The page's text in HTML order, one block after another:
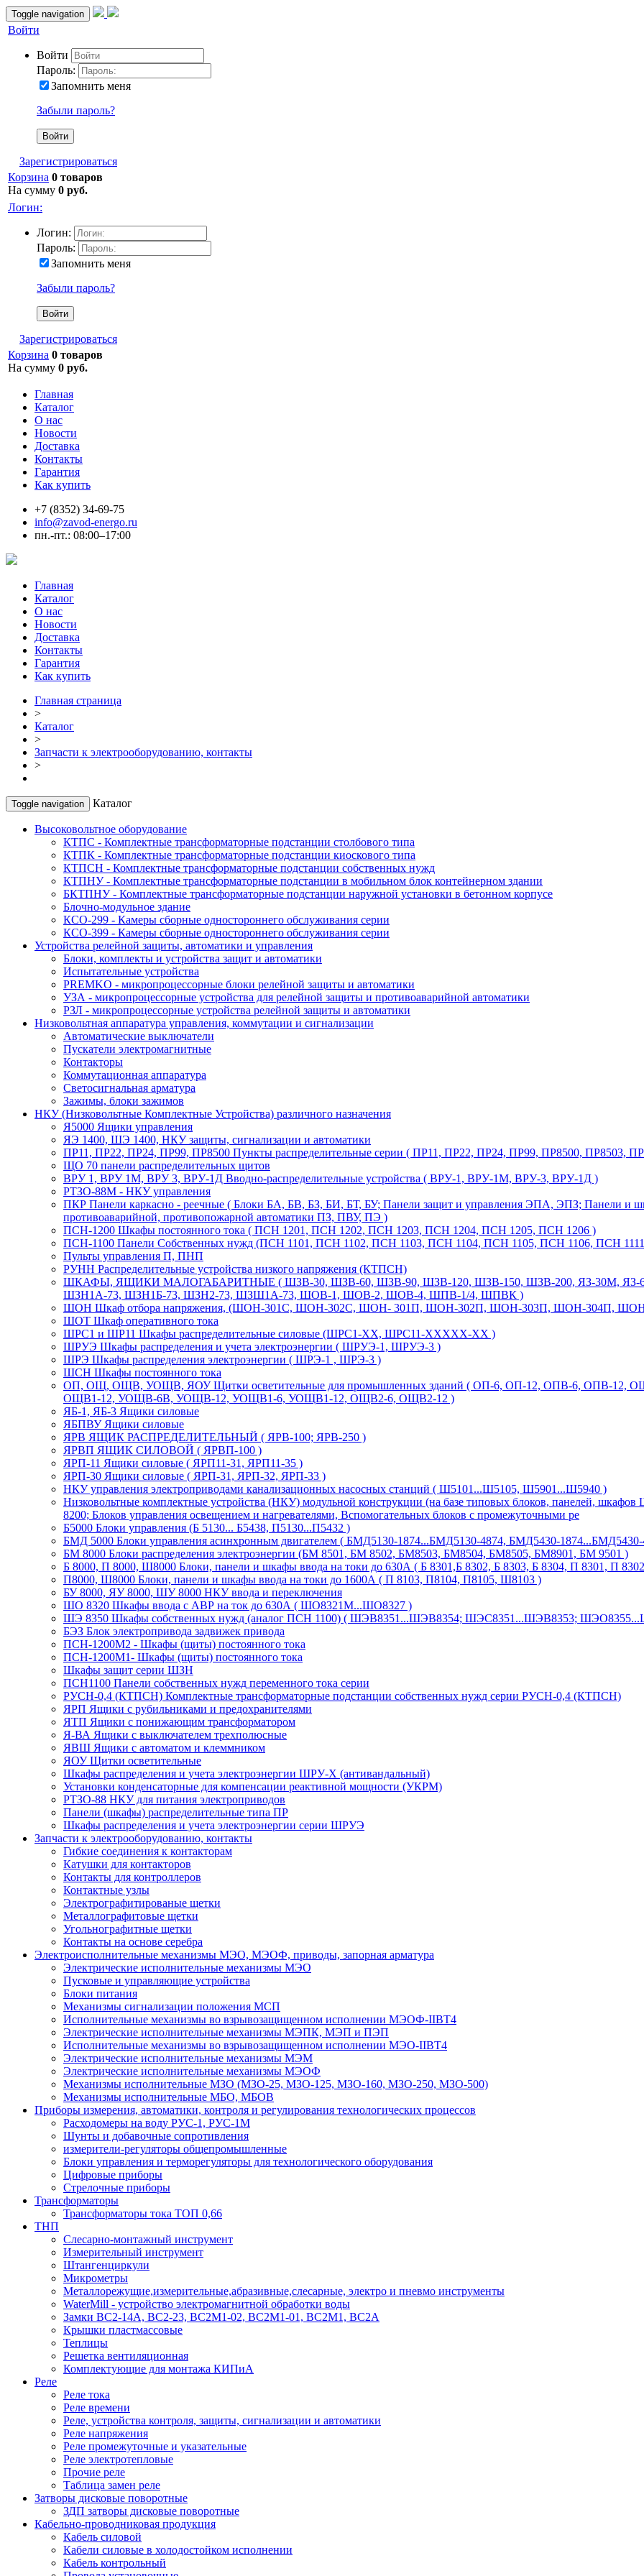
Toggle navigation
Войти
Войти
Пароль:
Запомнить меня
Забыли пароль?
Зарегистрироваться
Корзина 0 товаров
На сумму 0 руб.
Логин:
Логин:
Пароль:
Запомнить меня
Забыли пароль?
Зарегистрироваться
Корзина 0 товаров
На сумму 0 руб.
Главная
Каталог
О нас
Новости
Доставка
Контакты
Гарантия
Как купить
+7 (8352) 34-69-75
info@zavod-energo.ru
пн.-пт.: 08:00–17:00
Главная
Каталог
О нас
Новости
Доставка
Контакты
Гарантия
Как купить
Главная страница
>
Каталог
>
Запчасти к электрооборудованию, контакты
>
Toggle navigation Каталог
Высоковольтное оборудование
КТПС - Комплектные трансформаторные подстанции столбового типа
КТПК - Комплектные трансформаторные подстанции киоскового типа
КТПСН - Комплектные трансформаторные подстанции собственных нужд
КТПНУ - Комплектные трансформаторные подстанции в мобильном блок контейнерном здании
БКТПНУ - Комплектные трансформаторные подстанции наружной установки в бетонном корпусе
Блочно-модульное здание
КСО-299 - Камеры сборные одностороннего обслуживания серии
КСО-399 - Камеры сборные одностороннего обслуживания серии
Устройства релейной защиты, автоматики и управления
Блоки, комплекты и устройства защит и автоматики
Испытательные устройства
PREMKO - микропроцессорные блоки релейной защиты и автоматики
УЗА - микропроцессорные устройства для релейной защиты и противоаварийной автоматики
РЗЛ - микропроцессорные устройства релейной защиты и автоматики
Низковольтная аппаратура управления, коммутации и сигнализации
Автоматические выключатели
Пускатели электромагнитные
Контакторы
Коммутационная аппаратура
Светосигнальная арматура
Зажимы, блоки зажимов
НКУ (Низковольтные Комплектные Устройства) различного назначения
Я5000 Ящики управления
ЯЭ 1400, ШЭ 1400, НКУ защиты, сигнализации и автоматики
ПР11, ПР22, ПР24, ПР99, ПР8500 Пункты распределительные серии ( ПР11, ПР22, ПР24, ПР99, ПР8500, ПР8503,
ЩО 70 панели распределительных щитов
ВРУ 1, ВРУ 1М, ВРУ 3, ВРУ-1Д Вводно-распределительные устройства ( ВРУ-1, ВРУ-1М, ВРУ-3, ВРУ-1Д )
РТЗО-88М - НКУ управления
ПКР Панели каркасно - реечные ( Блоки БА, БВ, БЗ, БИ, БТ, БУ; Панели защит и управления ЭПА, ЭПЗ; Панели и
противоаварийной, противопожарной автоматики ПЗ, ПВУ, ПЭ )
ПСН-1200 Шкафы постоянного тока ( ПСН 1201, ПСН 1202, ПСН 1203, ПСН 1204, ПСН 1205, ПСН 1206 )
ПСН-1100 Панели Собственных нужд (ПСН 1101, ПСН 1102, ПСН 1103, ПСН 1104, ПСН 1105, ПСН 1106, ПСН
Пульты управления П, ПНП
РУНН Распределительные устройства низкого напряжения (КТПСН)
ШКАФЫ, ЯЩИКИ МАЛОГАБАРИТНЫЕ ( ШЗВ-30, ШЗВ-60, ШЗВ-90, ШЗВ-120, ШЗВ-150, ШЗВ-200, ЯЗ-30М,
ШЗН1А-73, ШЗН1Б-73, ШЗН2-73, ШЗШ1А-73, ШОВ-1, ШОВ-2, ШОВ-4, ШПВ-1/4, ШПВК )
ШОН Шкаф отбора напряжения, (ШОН-301С, ШОН-302С, ШОН- 301П, ШОН-302П, ШОН-303П, ШОН-304П,
ШОТ Шкаф оперативного тока
ШРС1 и ШР11 Шкафы распределительные силовые (ШРС1-ХХ, ШРС11-ХХХХХ-ХХ )
ШРУЭ Шкафы распределения и учета электроэнергии ( ШРУЭ-1, ШРУЭ-3 )
ШРЭ Шкафы распределения электроэнергии ( ШРЭ-1 , ШРЭ-3 )
ШСН Шкафы постоянного тока
ОП, ОЩ, ОЩВ, УОЩВ, ЯОУ Щитки осветительные для промышленных зданий ( ОП-6, ОП-12, ОПВ-6, ОПВ-
ОЩВ1-12, УОЩВ-6В, УОЩВ-12, УОЩВ1-6, УОЩВ1-12, ОЩВ2-6, ОЩВ2-12 )
ЯБ-1, ЯБ-3 Ящики силовые
ЯБПВУ Ящики силовые
ЯРВ ЯЩИК РАСПРЕДЕЛИТЕЛЬНЫЙ ( ЯРВ-100; ЯРВ-250 )
ЯРВП ЯЩИК СИЛОВОЙ ( ЯРВП-100 )
ЯРП-11 Ящики силовые ( ЯРП11-31, ЯРП11-35 )
ЯРП-30 Ящики силовые ( ЯРП-31, ЯРП-32, ЯРП-33 )
НКУ управления электроприводами канализационных насосных станций ( Ш5101...Ш5105, Ш5901...Ш5940 )
Низковольтные комплектные устройства (НКУ) модульной конструкции (на базе типовых блоков, панелей,
8200; Блоков управления освещением и нагревателями, Вспомогательных блоков с промежуточными ре
Б5000 Блоки управления (Б 5130... Б5438, П5130...П5432 )
БМД 5000 Блоки управления асинхронным двигателем ( БМД5130-1874...БМД5130-4874, БМД5430-1874...БМД5430-
БМ 8000 Блоки распределения электроэнергии (БМ 8501, БМ 8502, БМ8503, БМ8504, БМ8505, БМ8901, БМ 9501 )
Б 8000, П 8000, Ш8000 Блоки, панели и шкафы ввода на токи до 630А ( Б 8301,Б 8302, Б 8303, Б 8304, П 8301, П
П8000, Ш8000 Блоки, панели и шкафы ввода на токи до 1600А ( П 8103, П8104, П8105, Ш8103 )
БУ 8000, ЯУ 8000, ШУ 8000 НКУ ввода и переключения
ШО 8320 Шкафы ввода с АВР на ток до 630А ( ШО8321М...ШО8327 )
ШЭ 8350 Шкафы собственных нужд (аналог ПСН 1100) ( ШЭВ8351...ШЭВ8354; ШЭС8351...ШЭВ8353;
БЭЗ Блок электропривода задвижек привода
ПСН-1200М2 - Шкафы (щиты) постоянного тока
ПСН-1200М1- Шкафы (щиты) постоянного тока
Шкафы защит серии ШЗН
ПСН1100 Панели собственных нужд переменного тока серии
РУСН-0,4 (КТПСН) Комплектные трансформаторные подстанции собственных нужд серии РУСН-0,4 (КТПСН)
ЯРП Ящики с рубильниками и предохранителями
ЯТП Ящики с понижающим трансформатором
Я-ВА Ящики с выключателем трехполюсные
ЯВШ Ящики с автоматом и клеммником
ЯОУ Щитки осветительные
Шкафы распределения и учета электроэнергии ШРУ-Х (антивандальный)
Установки конденсаторные для компенсации реактивной мощности (УКРМ)
РТЗО-88 НКУ для питания электроприводов
Панели (шкафы) распределительные типа ПР
Шкафы распределения и учета электроэнергии серии ШРУЭ
Запчасти к электрооборудованию, контакты
Гибкие соединения к контакторам
Катушки для контакторов
Контакты для контроллеров
Контактные узлы
Электрографитированые щетки
Металлографитовые щетки
Угольнографитные щетки
Контакты на основе серебра
Электроисполнительные механизмы МЭО, МЭОФ, приводы, запорная арматура
Электрические исполнительные механизмы МЭО
Пусковые и управляющие устройства
Блоки питания
Механизмы сигнализации положения МСП
Исполнительные механизмы во взрывозащищенном исполнении МЭОФ-IIBT4
Электрические исполнительные механизмы МЭПК, МЭП и ПЭП
Исполнительные механизмы во взрывозащищенном исполнении МЭО-IIBT4
Электрические исполнительные механизмы МЭМ
Электрические исполнительные механизмы МЭОФ
Механизмы исполнительные МЗО (МЗО-25, МЗО-125, МЗО-160, МЗО-250, МЗО-500)
Механизмы исполнительные МБО, МБОВ
Приборы измерения, автоматики, контроля и регулирования технологических процессов
Расходомеры на воду РУС-1, РУС-1М
Шунты и добавочные сопротивления
измерители-регуляторы общепромышленные
Блоки управления и терморегуляторы для технологического оборудования
Цифровые приборы
Стрелочные приборы
Трансформаторы
Трансформаторы тока ТОП 0,66
ТНП
Слесарно-монтажный инструмент
Измерительный инструмент
Штангенциркули
Микрометры
Металлорежущие,измерительные,абразивные,слесарные, электро и пневмо инструменты
WaterMill - устройство электромагнитной обработки воды
Замки ВС2-14А, ВС2-23, ВС2М1-02, ВС2М1-01, ВС2М1, ВС2А
Крышки пластмассовые
Теплицы
Решетка вентиляционная
Комплектующие для монтажа КИПиА
Реле
Реле тока
Реле времени
Реле, устройства контроля, защиты, сигнализации и автоматики
Реле напряжения
Реле промежуточные и указательные
Реле электротепловые
Прочие реле
Таблица замен реле
Затворы дисковые поворотные
ЗДП затворы дисковые поворотные
Кабельно-проводниковая продукция
Кабель силовой
Кабели силовые в холодостойком исполнении
Кабель контрольный